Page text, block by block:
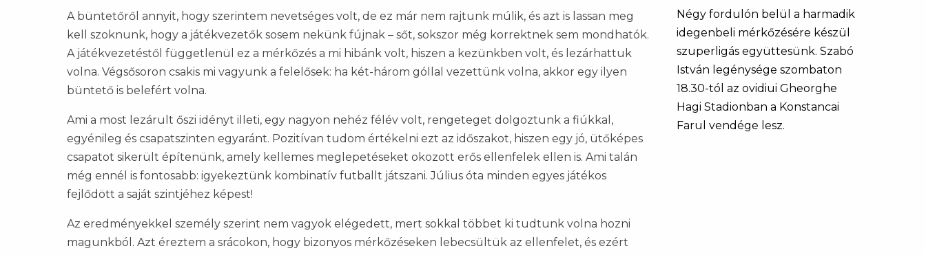
A büntetőről annyit, hogy szerintem nevetséges volt, de ez már nem rajtunk múlik, és azt is lassan meg
kell szoknunk, hogy a játékvezetők sosem nekünk fújnak – sőt, sokszor még korrektnek sem mondhatók.
A játékvezetéstől függetlenül ez a mérkőzés a mi hibánk volt, hiszen a kezünkben volt, és lezárhattuk
volna. Végsősoron csakis mi vagyunk a felelősek: ha két-három góllal vezettünk volna, akkor egy ilyen
büntető is belefért volna.
Ami a most lezárult őszi idényt illeti, egy nagyon nehéz félév volt, rengeteget dolgoztunk a fiúkkal,
egyénileg és csapatszinten egyaránt. Pozitívan tudom értékelni ezt az időszakot, hiszen egy jó, ütőképes
csapatot sikerült építenünk, amely kellemes meglepetéseket okozott erős ellenfelek ellen is. Ami talán
még ennél is fontosabb: igyekeztünk kombinatív futballt játszani. Július óta minden egyes játékos
fejlődött a saját szintjéhez képest!
Az eredményekkel személy szerint nem vagyok elégedett, mert sokkal többet ki tudtunk volna hozni
magunkból. Azt éreztem a srácokon, hogy bizonyos mérkőzéseken lebecsültük az ellenfelet, és ezért
Négy fordulón belül a harmadik
idegenbeli mérkőzésére készül
szuperligás együttesünk. Szabó
István legénysége szombaton
18.30-tól az ovidiui Gheorghe
Hagi Stadionban a Konstancai
Farul vendége lesz.